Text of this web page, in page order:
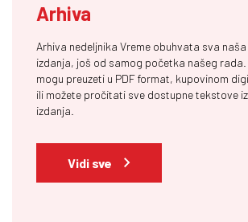
Arhiva
Arhiva nedeljnika Vreme obuhvata sva
izdanja, još od samog početka našeg
mogu preuzeti u PDF format, kupovinom
ili možete pročitati sve dostupne tekstove
izdanja.
Vidi sve